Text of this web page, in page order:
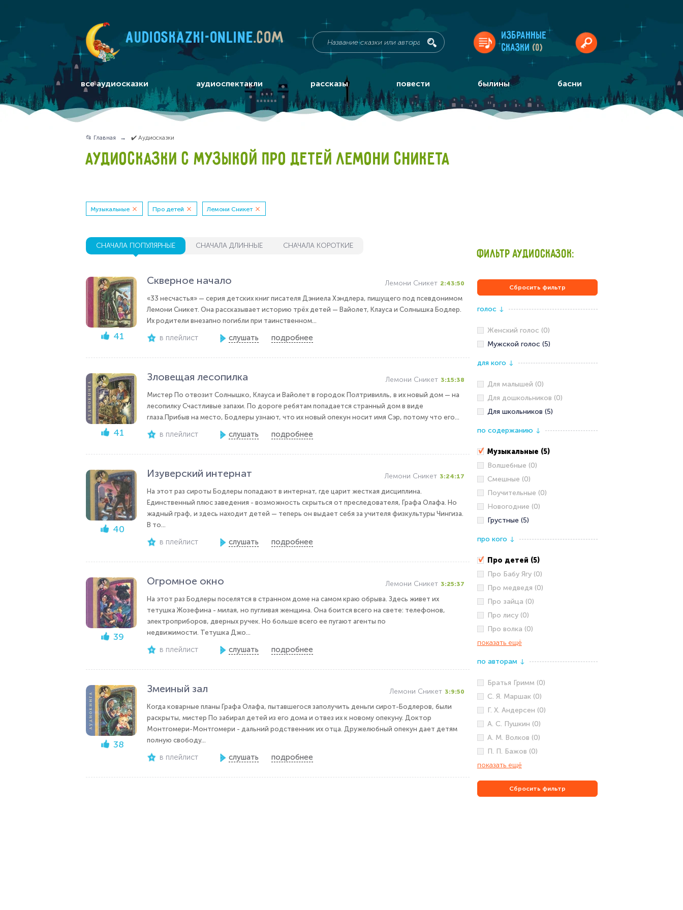
audioskazki-online.com
Избранные
сказки (0)
все аудиосказки аудиоспектакли рассказы повести былины басни
📂 Главная ✔️ Аудиосказки
АУДИОСКАЗКИ С МУЗЫКОЙ ПРО ДЕТЕЙ ЛЕМОНИ СНИКЕТА
Музыкальные Про детей Лемони Сникет
СНАЧАЛА ПОПУЛЯРНЫЕ СНАЧАЛА ДЛИННЫЕ СНАЧАЛА КОРОТКИЕ
41
Скверное начало Лемони Сникет 2:43:50
«33 несчастья» — серия детских книг писателя Дэниела Хэндлера, пишущего под псевдонимом
Лемони Сникет. Она рассказывает историю трёх детей — Вайолет, Клауса и Солнышка Бодлер.
Их родители внезапно погибли при таинственном...
в плейлист слушать подробнее
41
Зловещая лесопилка Лемони Сникет 3:15:38
Мистер По отвозит Солнышко, Клауса и Вайолет в городок Полтривилль, в их новый дом — на
лесопилку Счастливые запахи. По дороге ребятам попадается странный дом в виде
глаза.Прибыв на место, Бодлеры узнают, что их новый опекун носит имя Сэр, потому что его...
в плейлист слушать подробнее
40
Изуверский интернат Лемони Сникет 3:24:17
На этот раз сироты Бодлеры попадают в интернат, где царит жесткая дисциплина.
Единственный плюс заведения - возможность скрыться от преследователя, Графа Олафа. Но
жадный граф, и здесь находит детей — теперь он выдает себя за учителя физкультуры Чингиза.
В то...
в плейлист слушать подробнее
39
Огромное окно Лемони Сникет 3:25:37
На этот раз Бодлеры поселятся в странном доме на самом краю обрыва. Здесь живет их
тетушка Жозефина - милая, но пугливая женщина. Она боится всего на свете: телефонов,
электроприборов, дверных ручек. Но больше всего ее пугают агенты по
недвижимости. Тетушка Джо...
в плейлист слушать подробнее
38
Змеиный зал Лемони Сникет 3:9:50
Когда коварные планы Графа Олафа, пытавшегося заполучить деньги сирот-Бодлеров, были
раскрыты, мистер По забирал детей из его дома и отвез их к новому опекуну. Доктор
Монтгомери-Монтгомери - дальний родственник их отца. Дружелюбный опекун дает детям
полную свободу...
в плейлист слушать подробнее
ФИЛЬТР АУДИОСКАЗОК:
Сбросить фильтр
голос ↓
Женский голос (0)
Мужской голос (5)
для кого ↓
Для малышей (0)
Для дошкольников (0)
Для школьников (5)
по содержанию ↓
Музыкальные (5)
Волшебные (0)
Смешные (0)
Поучительные (0)
Новогодние (0)
Грустные (5)
про кого ↓
Про детей (5)
Про Бабу Ягу (0)
Про медведя (0)
Про зайца (0)
Про лису (0)
Про волка (0)
показать ещё
по авторам ↓
Братья Гримм (0)
С. Я. Маршак (0)
Г. Х. Андерсен (0)
А. С. Пушкин (0)
А. М. Волков (0)
П. П. Бажов (0)
показать ещё
Сбросить фильтр